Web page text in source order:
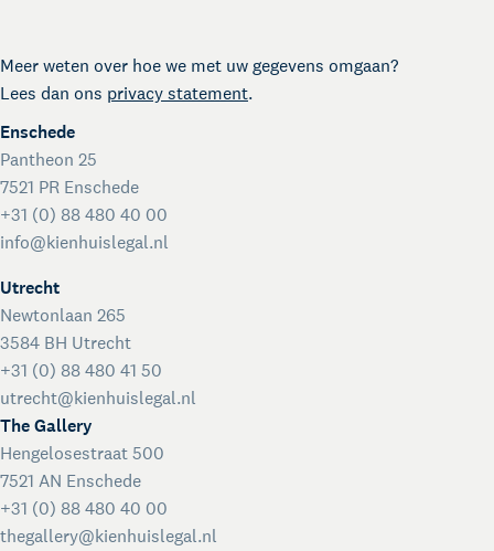
Legal support voor startups
International desk
Legal support voor internationale organisaties
Crisisdienst voor ondernemers en organisaties
Voor juridisch advies met spoed buiten kantooruren
Kienhuis Legal Foundation
Talentondersteuning
Meer weten over hoe we met uw gegevens omgaan?
Lees dan ons privacy statement.
Enschede
Pantheon 25
7521 PR Enschede
+31 (0) 88 480 40 00
info@kienhuislegal.nl
Utrecht
Newtonlaan 265
3584 BH Utrecht
+31 (0) 88 480 41 50
utrecht@kienhuislegal.nl
The Gallery
Hengelosestraat 500
7521 AN Enschede
+31 (0) 88 480 40 00
thegallery@kienhuislegal.nl